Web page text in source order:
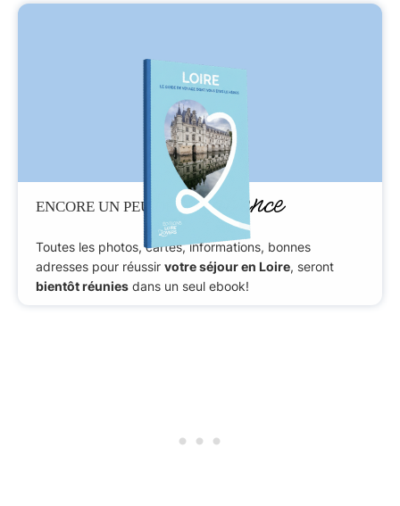
ENCORE UN PEU DEPatience
Toutes les photos, cartes, informations, bonnes
adresses pour réussir votre séjour en Loire, seront
bientôt réunies dans un seul ebook!